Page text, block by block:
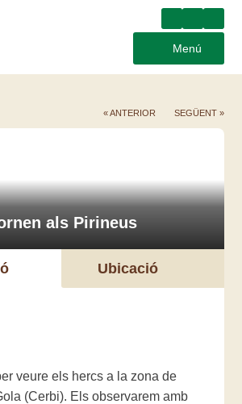
Menú
« ANTERIOR SEGÜENT »
als Pirineus
Ubicació
veure els hercs a la zona de
(Cerbi). Els observarem amb